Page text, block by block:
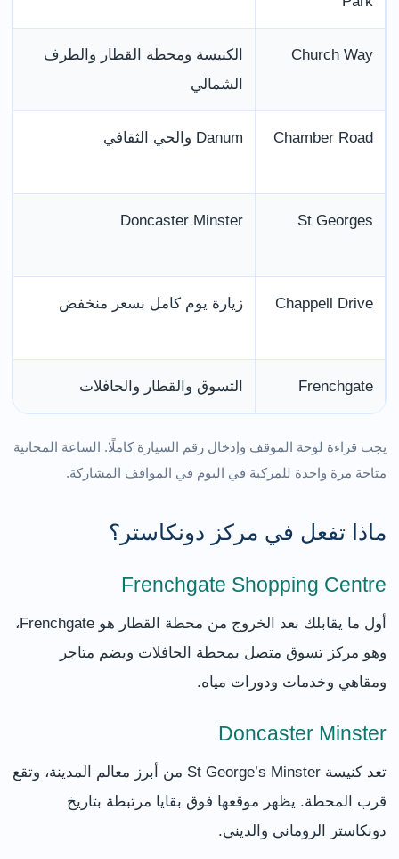
Church Way
الكنيسة ومحطة القطار والطرف
الشمالي
Chamber Road Danum والحي الثقافي
St Georges
Doncaster Minster
Chappell Drive زيارة يوم كامل بسعر منخفض
Frenchgate التسوق والقطار والحافلات
يجب قراءة لوحة الموقف وإدخال رقم السيارة كاملًا. الساعة المجانية
متاحة مرة واحدة للمركبة في اليوم في المواقف المشاركة.
ماذا تفعل في مركز دونكاستر؟
Frenchgate Shopping Centre
أول ما يقابلك بعد الخروج من محطة القطار هو Frenchgate،
وهو مركز تسوق متصل بمحطة الحافلات ويضم متاجر
ومقاهي وخدمات ودورات مياه.
Doncaster Minster
تعد كنيسة St George’s Minster من أبرز معالم المدينة، وتقع
قرب المحطة. يظهر موقعها فوق بقايا مرتبطة بتاريخ
دونكاستر الروماني والديني.